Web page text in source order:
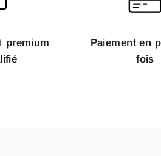
premium
Paiement en
fois